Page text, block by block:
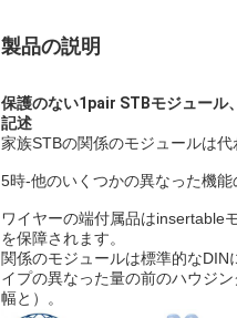
製品の説明
保護のない1pair STBモジュール
記述
家族STBの関係のモジュールは
5時-他のいくつかの異なった機
ワイヤーの端付属品はinsertable
を保障されます。
関係のモジュールは標準的な
イプの異なった量の前のハウジ
幅と）。